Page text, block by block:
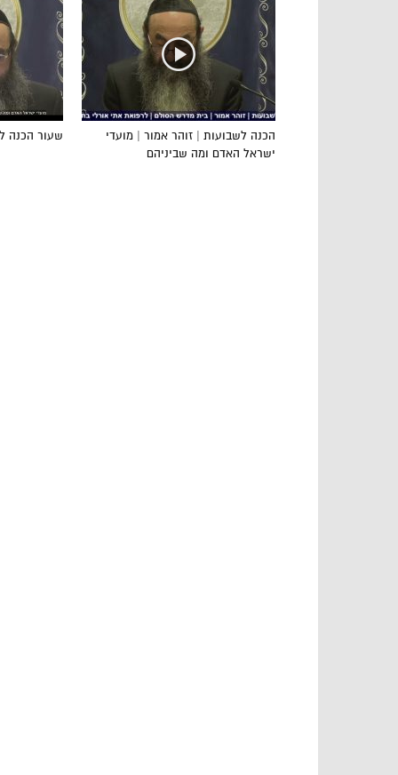
שעור הכנה
הכנה לשבועות | זוהר אמור | מועדי
ישראל האדם ומה שביניהם